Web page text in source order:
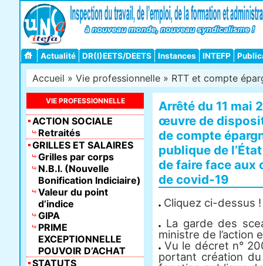
Actualité DR(I)EETS/DEETS Instances INTEFP
Accueil » Vie professionnelle » RTT et compte
Arrêté du 11 mai
œuvre de
de compte
publique de
de faire face aux
de covid-19
Cliquez ci-dessus !
La garde des
ministre de l’action
Vu le décret n°
portant création
VIE PROFESSIONNELLE
ACTION SOCIALE
Retraités
GRILLES ET SALAIRES
Grilles par corps
N.B.I. (Nouvelle
Bonification Indiciaire)
Valeur du point
d’indice
GIPA
PRIME
EXCEPTIONNELLE
POUVOIR D’ACHAT
STATUTS